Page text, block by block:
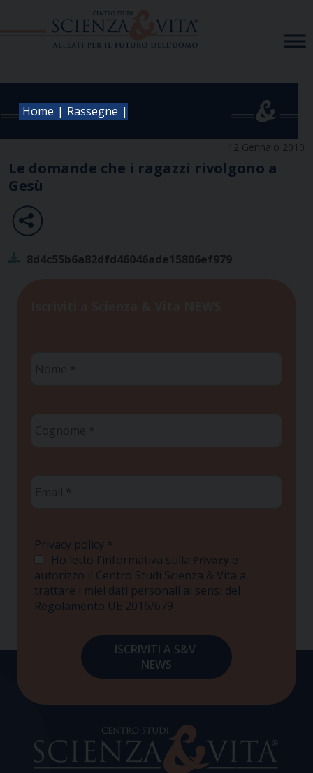
Home | Rassegne |
12 Gennaio 2010
Le domande che i ragazzi rivolgono a
Gesù
8d4c55b6a82dfd46046ade15806ef979
Privacy policy *
Ho letto l'informativa sulla Privacy e
autorizzo il Centro Studi Scienza & Vita a
trattare i miei dati personali ai sensi del
Regolamento UE 2016/679